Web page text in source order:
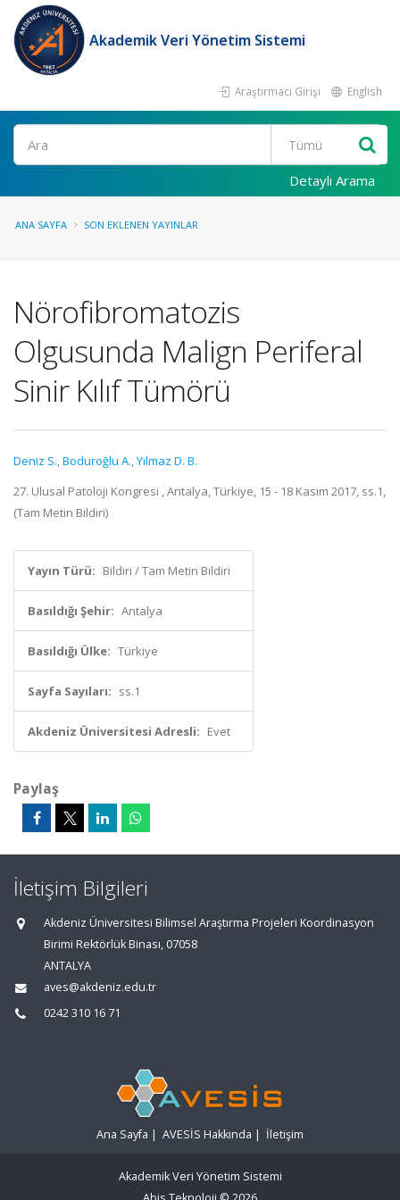
Akademik Veri Yönetim Sistemi
Araştırmacı Girişi English
Ara
Detaylı Arama
ANA SAYFA SON EKLENEN YAYINLAR
Nörofibromatozis
Olgusunda Malign Periferal
Sinir Kılıf Tümörü
Deniz S.,Boduroğlu A.,Yılmaz D. B.
27. Ulusal Patoloji Kongresi , Antalya, Türkiye, 15 - 18 Kasım 2017, ss.1,
(Tam Metin Bildiri)
Yayın Türü: Bildiri / Tam Metin Bildiri
Basıldığı Şehir: Antalya
Basıldığı Ülke: Türkiye
Sayfa Sayıları: ss.1
Akdeniz Üniversitesi Adresli: Evet
Paylaş
İletişim Bilgileri
Akdeniz Üniversitesi Bilimsel Araştırma Projeleri Koordinasyon
Birimi Rektörlük Binası, 07058
ANTALYA
aves@akdeniz.edu.tr
0242 310 16 71
Ana Sayfa | AVESİS Hakkında | İletişim
Akademik Veri Yönetim Sistemi